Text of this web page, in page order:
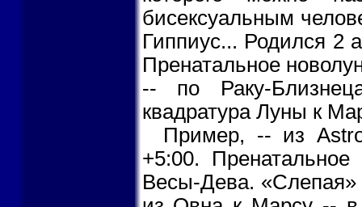
бисексуальным
Гиппиус... Родился 2
Пренатальное
-- по Раку-
квадратура Луны к
Пример, -- из
+5:00.
Весы-Дева.